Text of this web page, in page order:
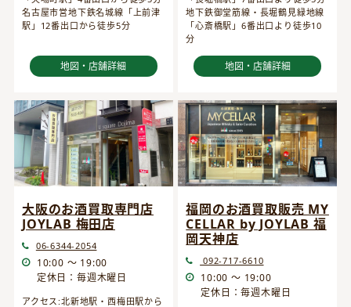
名古屋市営地下鉄名城線「上前津
駅」12番出口から徒歩5分
地図・店舗詳細
地下鉄御堂筋線・長堀鶴見緑地線
「心斎橋駅」6番出口より徒歩10
分
地図・店舗詳細
大阪のお酒買取専門店
JOYLAB 梅田店
06-6344-2054
10:00 ～ 19:00
定休日：毎週木曜日
アクセス:北新地駅・西梅田駅から
福岡のお酒買取販売 MY
CELLAR by JOYLAB 福
岡天神店
092-717-6610
10:00 ～ 19:00
定休日：毎週木曜日